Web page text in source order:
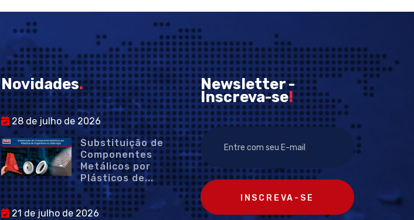
Novidades.
28 de julho de 2026
Substituição de
Componentes
Metálicos por
Plásticos de...
21 de julho de 2026
Newsletter -
Inscreva-se!
INSCREVA-SE